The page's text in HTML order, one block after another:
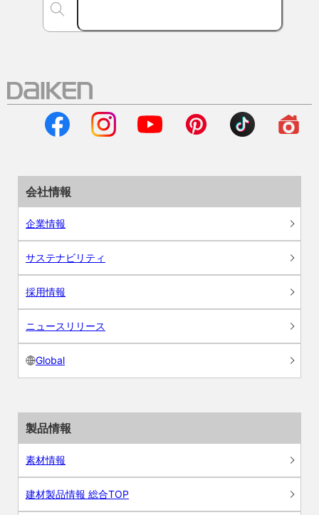
会社情報
企業情報
サステナビリティ
採用情報
ニュースリリース
Global
製品情報
素材情報
建材製品情報 総合TOP